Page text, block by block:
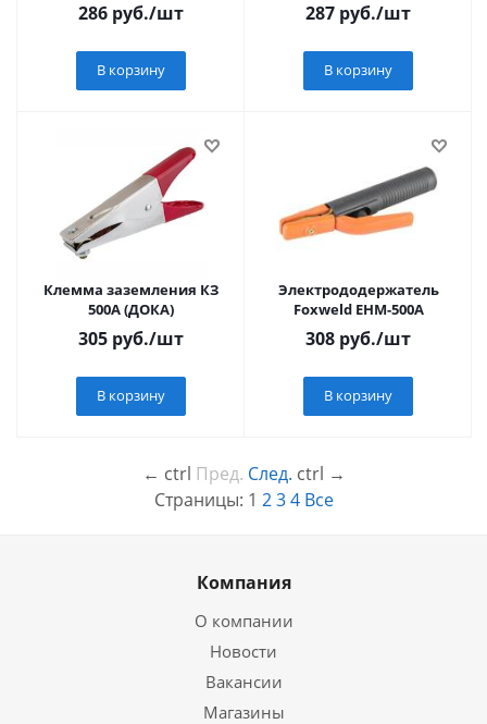
286 руб./шт
В корзину
287 руб./шт
В корзину
Клемма заземления КЗ
500А (ДОКА)
305 руб./шт
В корзину
Электрододержатель
Foxweld EНМ-500А
308 руб./шт
В корзину
← ctrl Пред. След. ctrl →
Страницы: 1 2 3 4 Все
Компания
О компании
Новости
Вакансии
Магазины